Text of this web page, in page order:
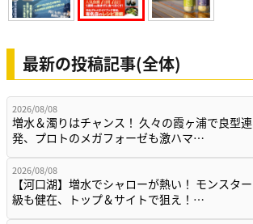
最新の投稿記事(全体)
2026/08/08
増水＆濁りはチャンス！ 久々の霞ヶ浦で良型連
発、プロトのメガフォーゼも激ハマ…
2026/08/08
【河口湖】増水でシャローが熱い！ モンスター
級も健在、トップ＆サイトで狙え！…